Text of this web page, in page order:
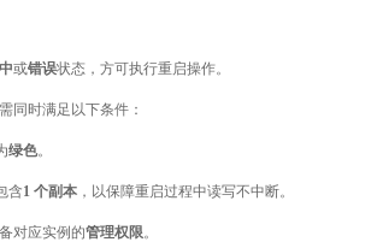
或错误状态，方可执行重启操作。
需同时满足以下条件：
绿色。
含1 个副本 ，以保障重启过程中读写不中断。
对应实例的管理权限。